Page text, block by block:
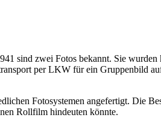
sind zwei Fotos bekannt. Sie
per LKW für ein Gruppenbild
Fotosystemen angefertigt. Die
Rollfilm hindeuten könnte.